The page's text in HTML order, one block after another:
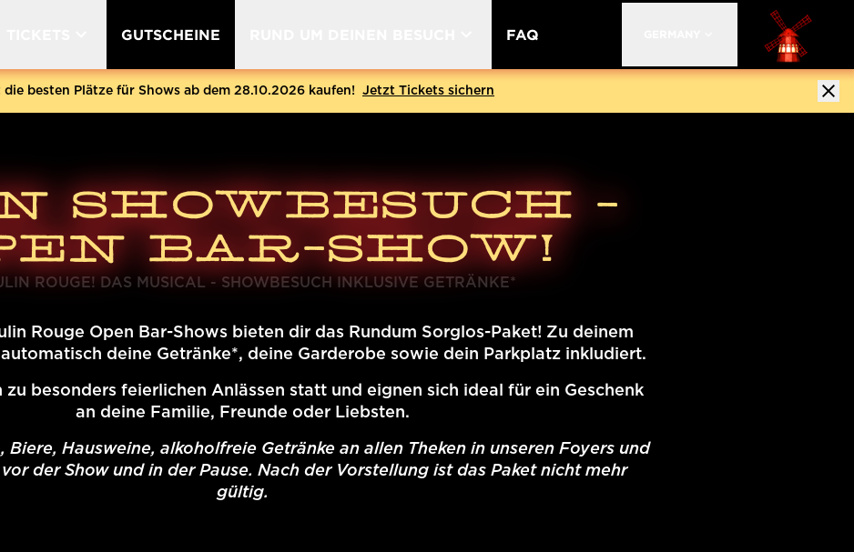
CreativesHistorie
GutscheineTickets und HotelGrüne Fee-Ticketlotterie
GUTSCHEINE
Anreise und ParkenEinlass und SicherheitBarrierefreiheitBar und Lounge
FAQ
New YorkLondonAustralia
besten Plätze für Shows ab dem 28.10.2026 kaufen! Jetzt Tickets sichern
SHOWBESUCH -
BAR-SHOW!
ROUGE! DAS MUSICAL - SHOWBESUCH INKLUSIVE GETRÄNKE*
Rouge Open Bar-Shows bieten dir das Rundum Sorglos-Paket! Zu deinem
deine Getränke*, deine Garderobe sowie dein Parkplatz inkludiert.
zu besonders feierlichen Anlässen statt und eignen sich ideal für ein Geschenk
an deine Familie, Freunde oder Liebsten.
Biere, Hausweine, alkoholfreie Getränke an allen Theken in unseren Foyers und
der Show und in der Pause. Nach der Vorstellung ist das Paket nicht mehr
gültig.